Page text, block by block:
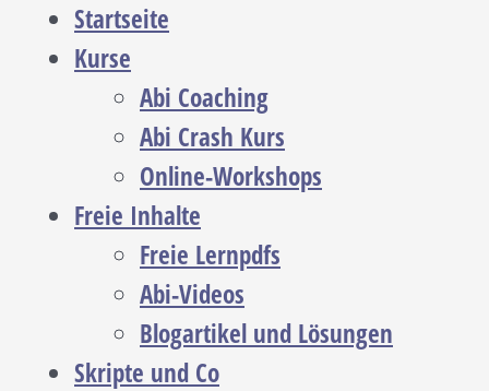
Startseite
Kurse
Abi Coaching
Abi Crash Kurs
Online-Workshops
Freie Inhalte
Freie Lernpdfs
Abi-Videos
Blogartikel und Lösungen
Skripte und Co